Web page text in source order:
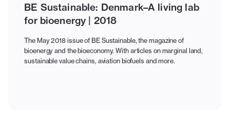
BE Sustainable: Denmark–A living lab
for bioenergy | 2018
The May 2018 issue of BE Sustainable, the magazine of
bioenergy and the bioeconomy. With articles on marginal land,
sustainable value chains, aviation biofuels and more.